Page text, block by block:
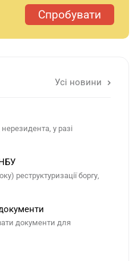
Спробувати
Усі новини
у разі
реструктуризації боргу,
документи для